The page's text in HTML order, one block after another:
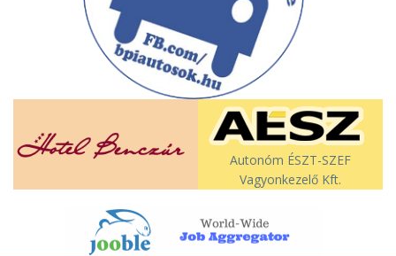
Autonóm ÉSZT-SZEF
Vagyonkezelő Kft.